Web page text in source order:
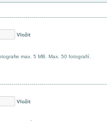
Vložit
max. 5 MB. Max. 50 fotografií.
Vložit